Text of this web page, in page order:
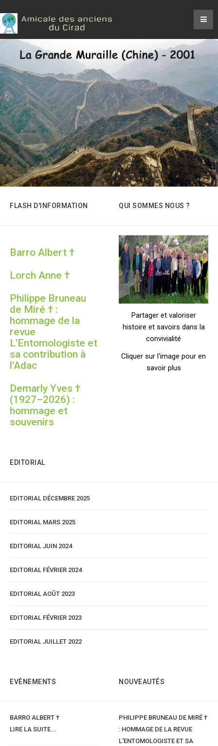
FLASH D'INFORMATION
Barro Albert †
Lorch Anne †
Philippe Bruneau
de Miré † :
hommage de la
revue
L'Entomologiste et
sa contribution à
l'Adac
Demarly Yves †
(1927–2026) :
hommage et
souvenirs
QUI SOMMES NOUS ?
Partager et valoriser
histoire et savoirs dans la
convivialité
Cliquer sur l'image pour en
savoir plus
EDITORIAL
EDITORIAL DÉCEMBRE 2025
EDITORIAL MARS 2025
EDITORIAL JUIN 2024
EDITORIAL FÉVRIER 2024
EDITORIAL AOÛT 2023
EDITORIAL FÉVRIER 2023
EDITORIAL JUILLET 2022
EVÈNEMENTS
BARRO ALBERT †
LIRE LA SUITE...
NOUVEAUTÉS
PHILIPPE BRUNEAU DE MIRÉ †
: HOMMAGE DE LA REVUE
L'ENTOMOLOGISTE ET SA